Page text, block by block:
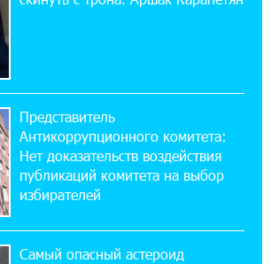
30-07-2026
Rate.Trading на Seaside Startup
IDBank представил инновационное
29-07-2026
открытие Khachaturian Rooftop
поддержке IDBank
28-07-2026
ты упустил свой шанс уйти
Представитель
Антикоррупционного комитета:
Нет доказательств воздействия
публикаций комитета на выбор
избирателей
Самый опасный астероид